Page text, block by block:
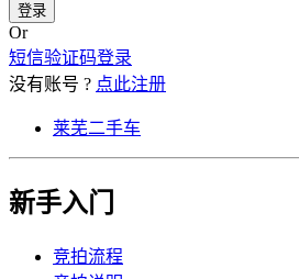
登录
Or
短信验证码登录
没有账号 ? 点此注册
莱芜二手车
新手入门
竞拍流程